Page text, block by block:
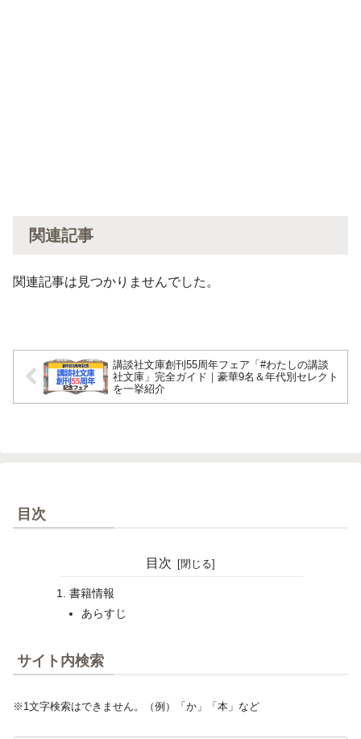
関連記事
関連記事は見つかりませんでした。
講談社文庫創刊55周年フェア「#わたしの講談
社文庫」完全ガイド｜豪華9名＆年代別セレクト
を一挙紹介
目次
目次
書籍情報
あらすじ
サイト内検索
※1文字検索はできません。（例）「か」「本」など